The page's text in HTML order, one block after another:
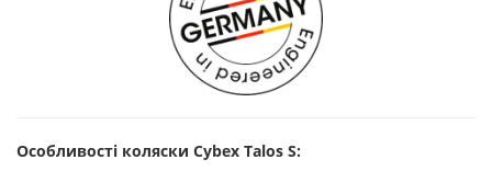
Особливості коляски Cybex Talos S: